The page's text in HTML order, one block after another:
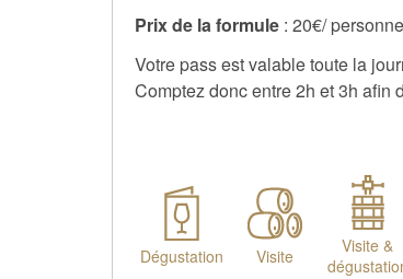
Prix de la formule : 20€/
Votre pass est valable toute la
Comptez donc entre 2h et 3h afin
Dégustation Visite
Visite &